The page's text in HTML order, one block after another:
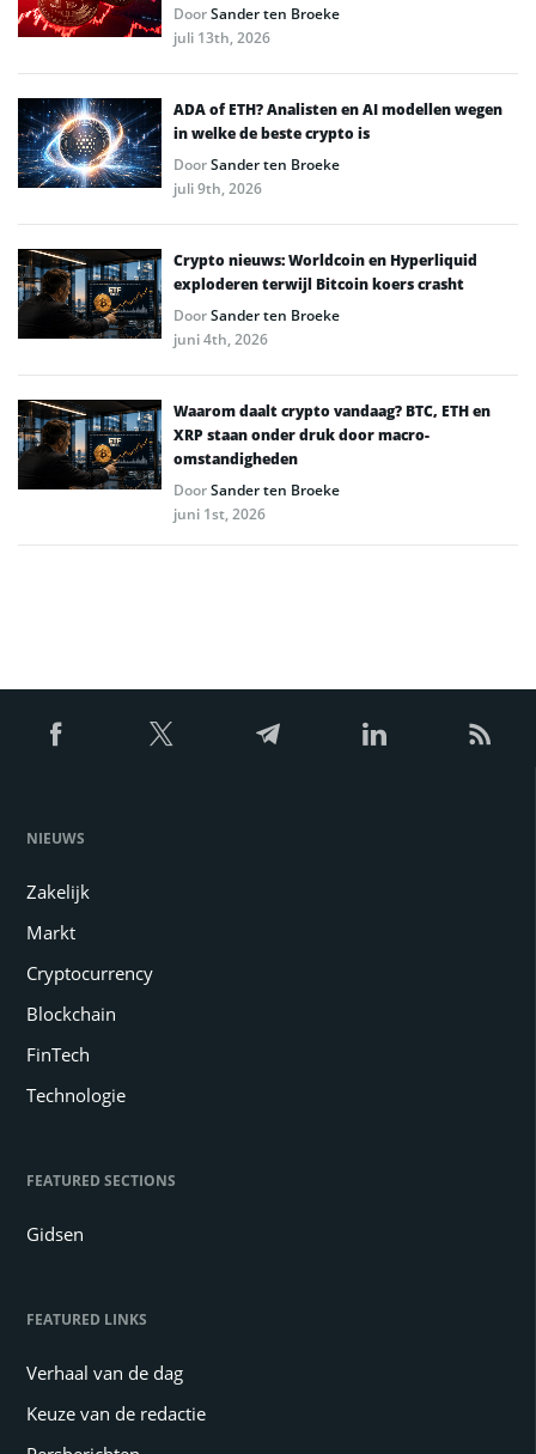
DoorSander ten Broeke
juli 13th, 2026
ADA of ETH? Analisten en AI modellen wegen
in welke de beste crypto is
DoorSander ten Broeke
juli 9th, 2026
Crypto nieuws: Worldcoin en Hyperliquid
exploderen terwijl Bitcoin koers crasht
DoorSander ten Broeke
juni 4th, 2026
Waarom daalt crypto vandaag? BTC, ETH en
XRP staan onder druk door macro-
omstandigheden
DoorSander ten Broeke
juni 1st, 2026
NIEUWS
Zakelijk
Markt
Cryptocurrency
Blockchain
FinTech
Technologie
FEATURED SECTIONS
Gidsen
FEATURED LINKS
Verhaal van de dag
Keuze van de redactie